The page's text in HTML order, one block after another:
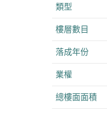
類型
樓層數目
落成年份
業權
總樓面面積